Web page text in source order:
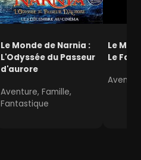
Le Monde de Narnia :
L'Odyssée du Passeur
d'aurore
Aventure, Famille,
Fantastique
Le
Le